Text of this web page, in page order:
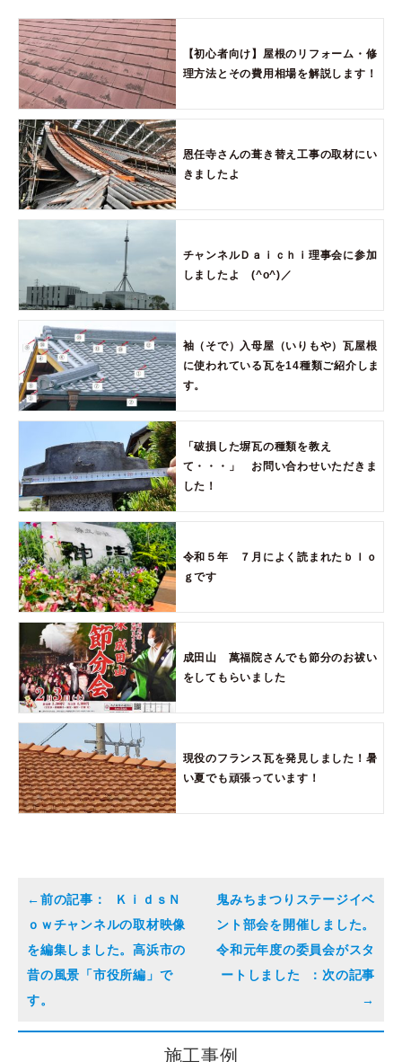
【初心者向け】屋根のリフォーム・修
理方法とその費用相場を解説します！
恩任寺さんの葺き替え工事の取材にい
きましたよ
チャンネルＤａｉｃｈｉ理事会に参加
しましたよ (^o^)／
袖（そで）入母屋（いりもや）瓦屋根
に使われている瓦を14種類ご紹介しま
す。
「破損した塀瓦の種類を教え
て・・・」 お問い合わせいただきま
した！
令和５年 ７月によく読まれたｂｌｏ
ｇです
成田山 萬福院さんでも節分のお祓い
をしてもらいました
現役のフランス瓦を発見しました！暑
い夏でも頑張っています！
ＫｉｄｓＮ
ｏｗチャンネルの取材映像
を編集しました。高浜市の
昔の風景「市役所編」で
す。
鬼みちまつりステージイベ
ント部会を開催しました。
令和元年度の委員会がスタ
ートしました
施工事例